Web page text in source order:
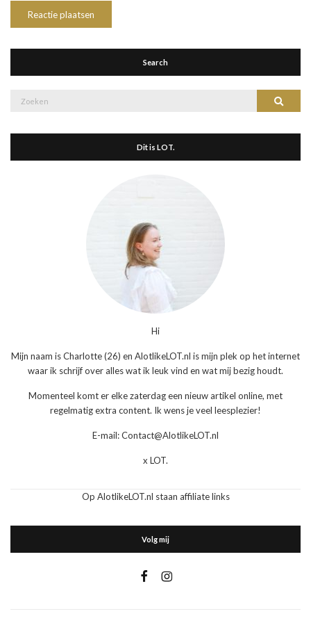
Search
Zoek
Dit is LOT.
Hi
Mijn naam is Charlotte (26) en AlotlikeLOT.nl is mijn plek op het internet
waar ik schrijf over alles wat ik leuk vind en wat mij bezig houdt.
Momenteel komt er elke zaterdag een nieuw artikel online, met
regelmatig extra content. Ik wens je veel leesplezier!
E-mail: Contact@AlotlikeLOT.nl
x LOT.
Op AlotlikeLOT.nl staan affiliate links
Volg mij